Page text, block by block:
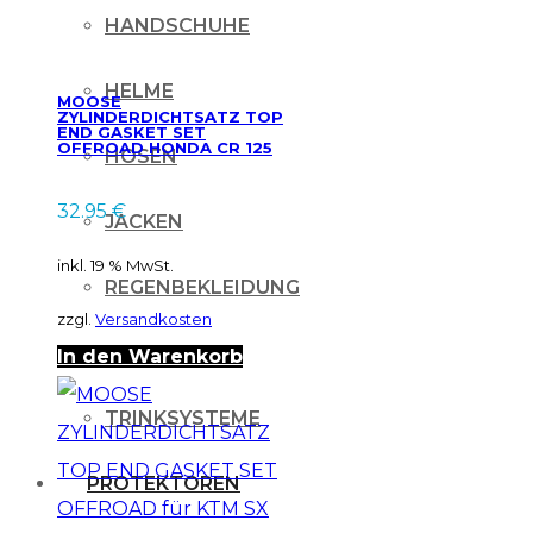
HANDSCHUHE
HELME
HOSEN
JACKEN
REGENBEKLEIDUNG
STIEFEL
TRINKSYSTEME
PROTEKTOREN
MOOSE
ZYLINDERDICHTSATZ TOP
END GASKET SET
OFFROAD HONDA CR 125
00-02
32.95€
inkl. 19 % MwSt.
zzgl. Versandkosten
In den Warenkorb